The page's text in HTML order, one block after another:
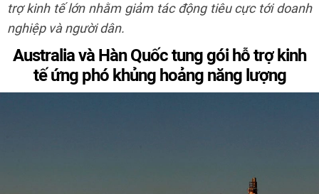
trợ kinh tế lớn nhằm giảm tác động tiêu cực tới doanh
nghiệp và người dân.
Australia và Hàn Quốc tung gói hỗ trợ kinh
tế ứng phó khủng hoảng năng lượng